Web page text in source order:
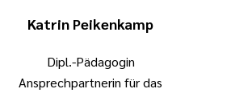
Katrin Peikenkamp
Dipl.-Pädagogin
Ansprechpartnerin für das